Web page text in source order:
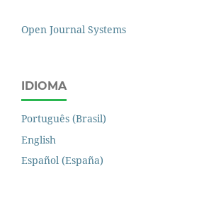
Open Journal Systems
IDIOMA
Português (Brasil)
English
Español (España)